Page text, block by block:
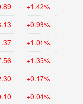
+1.42%
+0.93%
+1.01%
+1.35%
+0.17%
+0.04%